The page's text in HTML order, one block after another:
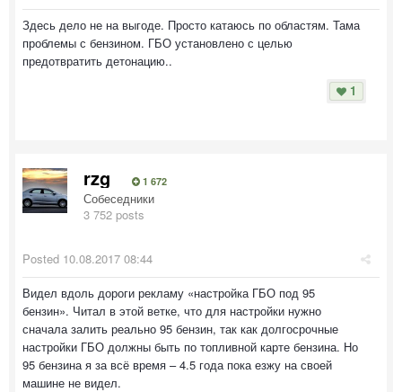
Здесь дело не на выгоде. Просто катаюсь по областям. Тама
проблемы с бензином. ГБО установлено с целью
предотвратить детонацию..
1
rzg 1 672
Собеседники
3 752 posts
Posted 10.08.2017 08:44
Видел вдоль дороги рекламу «настройка ГБО под 95
бензин». Читал в этой ветке, что для настройки нужно
сначала залить реально 95 бензин, так как долгосрочные
настройки ГБО должны быть по топливной карте бензина. Но
95 бензина я за всё время – 4.5 года пока езжу на своей
машине не видел.